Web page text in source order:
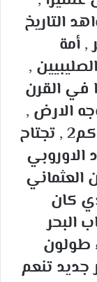
التاريخ
, أمة
,
في القرن
الارض ,
دولة مساحتها أراضيها19 مليون كم2 , تجتاح
الاوروبي
العثماني
كان
البحر
طولون
جديد تنعم